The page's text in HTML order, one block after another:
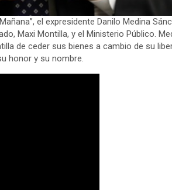
el expresidente Danilo Medina
Maxi Montilla, y el Ministerio Público.
de ceder sus bienes a cambio de su
honor y su nombre.